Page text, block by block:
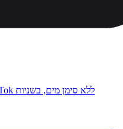
שמור את הסרטונים TikTok ללא סימן מים, בשניות